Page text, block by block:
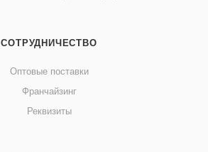
СОТРУДНИЧЕСТВО
Оптовые поставки
Франчайзинг
Реквизиты